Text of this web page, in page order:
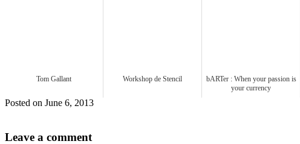
Tom Gallant Workshop de Stencil
bARTer : When your passion is
your currency
Posted on June 6, 2013
Leave a comment